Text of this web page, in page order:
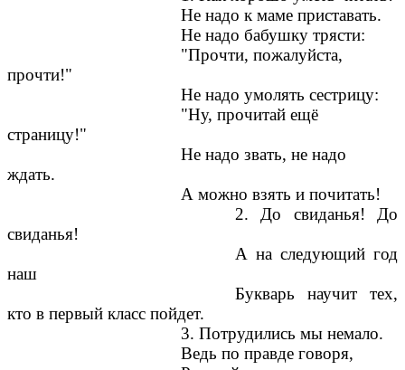
Не надо к маме приставать.
Не надо бабушку трясти:
"Прочти, пожалуйста,
прочти!"
Не надо умолять сестрицу:
"Ну, прочитай ещё
страницу!"
Не надо звать, не надо
ждать.
А можно взять и почитать!
2. До свиданья! До
свиданья!
А на следующий год
наш
Букварь научит тех,
кто в первый класс пойдет.
3. Потрудились мы немало.
Ведь по правде говоря,